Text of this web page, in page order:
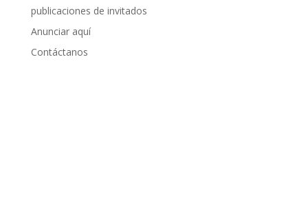
publicaciones de invitados
Anunciar aquí
Contáctanos